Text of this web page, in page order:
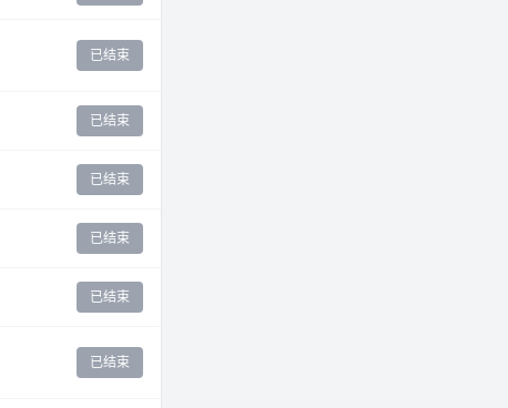
已结束
已结束
已结束
已结束
已结束
已结束